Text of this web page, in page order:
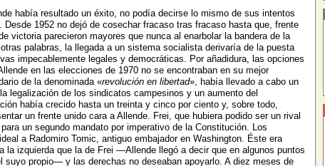
había resultado un éxito, no podía decirse lo mismo de sus intentos
1952 no dejó de cosechar fracaso tras fracaso hasta que, frente
victoria parecieron mayores que nunca al enarbolar la bandera de la
palabras, la llegada a un sistema socialista derivaría de la puesta
impecablemente legales y democráticas. Por añadidura, las opciones
en las elecciones de 1970 no se encontraban en su mejor
de la denominada «revolución en libertad», había llevado a cabo un
legalización de los sindicatos campesinos y un aumento del
había crecido hasta un treinta y cinco por ciento y, sobre todo,
un frente unido cara a Allende. Frei, que hubiera podido ser un rival
un segundo mandato por imperativo de la Constitución. Los
a Radomiro Tomic, antiguo embajador en Washington. Éste era
la izquierda que la de Frei —Allende llegó a decir que en algunos puntos
suyo propio— y las derechas no deseaban apoyarlo. A diez meses de